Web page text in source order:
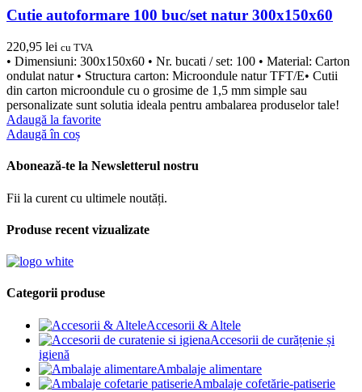
Cutie autoformare 100 buc/set natur 300x150x60
220,95 lei cu TVA
• Dimensiuni: 300x150x60 • Nr. bucati / set: 100 • Material: Carton
ondulat natur • Structura carton: Microondule natur TFT/E• Cutii
din carton microondule cu o grosime de 1,5 mm simple sau
personalizate sunt solutia ideala pentru ambalarea produselor tale!
Adaugă la favorite
Adaugă în coș
Abonează-te la Newsletterul nostru
Fii la curent cu ultimele noutăți.
Produse recent vizualizate
Categorii produse
Accesorii & Altele
Accesorii de curățenie și
igienă
Ambalaje alimentare
Ambalaje cofetărie-patiserie